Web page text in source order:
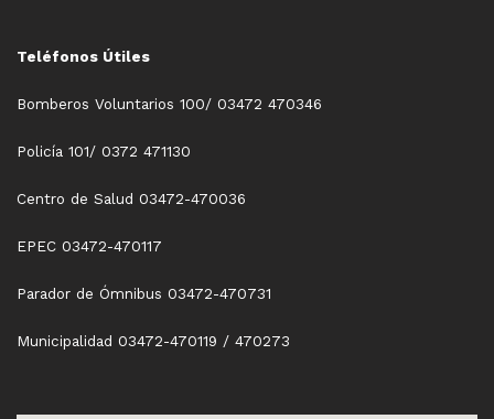
Teléfonos Útiles
Bomberos Voluntarios 100/ 03472 470346
Policía 101/ 0372 471130
Centro de Salud 03472-470036
EPEC 03472-470117
Parador de Ómnibus 03472-470731
Municipalidad 03472-470119 / 470273